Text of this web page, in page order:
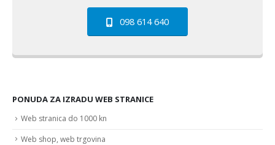
098 614 640
PONUDA ZA IZRADU WEB STRANICE
Web stranica do 1000 kn
Web shop, web trgovina